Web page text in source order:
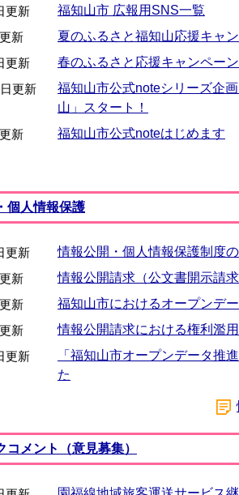
更新
福知山市 広報用SNS一覧
新
夏のふるさと福知山応援キャ
更新
春のふるさと応援キャンペーン
更新
福知山市公式noteシリーズ企
山」スタート！
新
福知山市公式noteはじめます
個人情報保護
更新
情報公開・個人情報保護制度
新
情報公開請求（公文書開示請
新
福知山市におけるオープンデ
新
情報公開請求における権利濫
更新
「福知山市オープンデータ推
た
コメント（意見募集）